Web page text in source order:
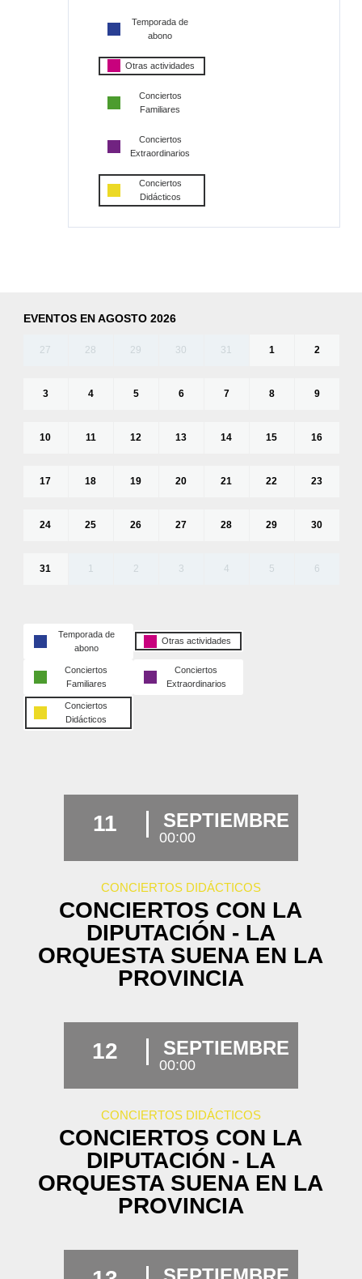
Temporada de
abono
Otras actividades
Conciertos
Familiares
Conciertos
Extraordinarios
Conciertos
Didácticos
EVENTOS EN AGOSTO 2026
27 28 29 30 31 1 2
3 4 5 6 7 8 9
10 11 12 13 14 15 16
17 18 19 20 21 22 23
24 25 26 27 28 29 30
31 1 2 3 4 5 6
Temporada de
abono
Otras actividades
Conciertos
Familiares
Conciertos
Extraordinarios
Conciertos
Didácticos
11 SEPTIEMBRE
00:00
CONCIERTOS DIDÁCTICOS
CONCIERTOS CON LA
DIPUTACIÓN - LA
ORQUESTA SUENA EN LA
PROVINCIA
12 SEPTIEMBRE
00:00
CONCIERTOS DIDÁCTICOS
CONCIERTOS CON LA
DIPUTACIÓN - LA
ORQUESTA SUENA EN LA
PROVINCIA